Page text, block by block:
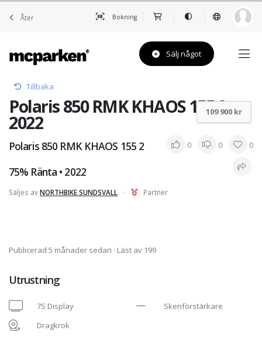
Åter Bokning
Sälj något
Tillbaka
Polaris 850 RMK KHAOS 155 2 •
2022
Polaris 850 RMK KHAOS 155 2
75% Ränta • 2022
0 0 0
Säljes avNORTHBIKE SUNDSVALL · Partner
109 900 kr
Publicerad 5 månader sedan · Läst av 199
Utrustning
7S Display
Skenförstärkare
Dragkrok